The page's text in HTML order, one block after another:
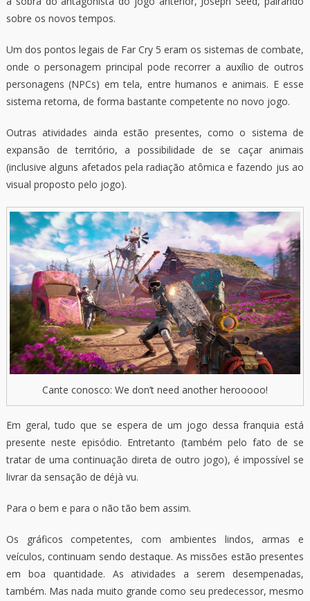
sobre os novos tempos.
Um dos pontos legais de Far Cry 5 eram os sistemas de combate,
onde o personagem principal pode recorrer a auxílio de outros
personagens (NPCs) em tela, entre humanos e animais. E esse
sistema retorna, de forma bastante competente no novo jogo.
Outras atividades ainda estão presentes, como o sistema de
expansão de território, a possibilidade de se caçar animais
(inclusive alguns afetados pela radiação atômica e fazendo jus ao
visual proposto pelo jogo).
Cante conosco: We don’t need another herooooo!
Em geral, tudo que se espera de um jogo dessa franquia está
presente neste episódio. Entretanto (também pelo fato de se
tratar de uma continuação direta de outro jogo), é impossível se
livrar da sensação de déjà vu.
Para o bem e para o não tão bem assim.
Os gráficos competentes, com ambientes lindos, armas e
veículos, continuam sendo destaque. As missões estão presentes
em boa quantidade. As atividades a serem desempenadas,
também. Mas nada muito grande como seu predecessor, mesmo